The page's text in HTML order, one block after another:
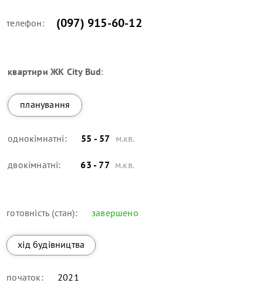
телефон: (097) 915-60-12
квартири ЖК City Bud:
планування
однокімнатні: 55 - 57 м.кв.
двокімнатні: 63 - 77 м.кв.
готовність (стан): завершено
хід будівництва
початок: 2021